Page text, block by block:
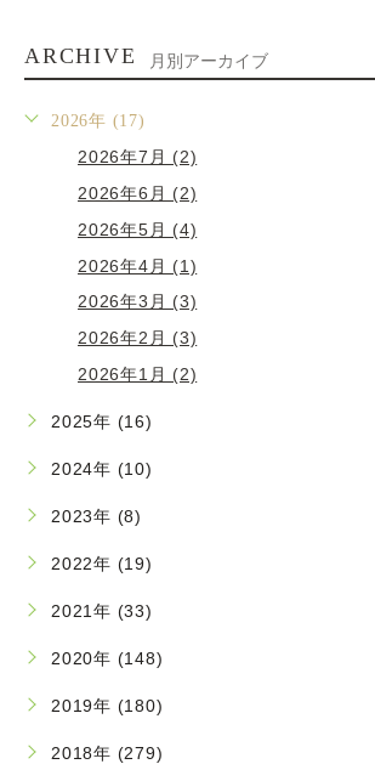
ARCHIVE 月別アーカイブ
2026年 (17)
2026年7月 (2)
2026年6月 (2)
2026年5月 (4)
2026年4月 (1)
2026年3月 (3)
2026年2月 (3)
2026年1月 (2)
2025年 (16)
2024年 (10)
2023年 (8)
2022年 (19)
2021年 (33)
2020年 (148)
2019年 (180)
2018年 (279)